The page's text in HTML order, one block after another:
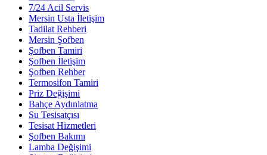
7/24 Acil Servis
Mersin Usta İletişim
Tadilat Rehberi
Mersin Şofben
Şofben Tamiri
Şofben İletişim
Şofben Rehber
Termosifon Tamiri
Priz Değişimi
Bahçe Aydınlatma
Su Tesisatçısı
Tesisat Hizmetleri
Şofben Bakımı
Lamba Değişimi